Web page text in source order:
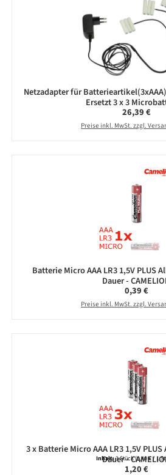
Netzadapter für
Ersetzt 3 x 3
Regulärer
26,39 €
Preise inkl. MwSt. zzgl.
Batterie Micro AAA LR3 1,5V PLUS
Dauer -
Regulärer
0,39 €
Preise inkl. MwSt. zzgl.
3 x Batterie Micro AAA LR3 1,5V
Dauer -
Inhalt:3 Stück(0,40 € / 1
Regulärer
1,20 €